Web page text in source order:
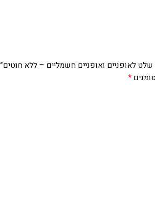
לאופניים ואופניים חשמליים – ללא חוטים”
*